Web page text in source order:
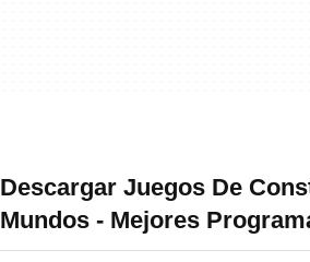
Descargar Juegos De
Mundos - Mejores